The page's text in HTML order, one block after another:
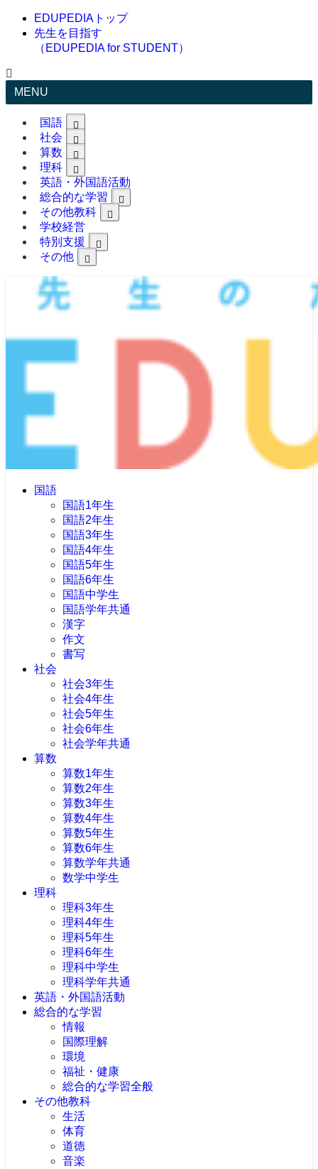
EDUPEDIAトップ
先生を目指す
（EDUPEDIA for STUDENT）
MENU
国語
社会
算数
理科
英語・外国語活動
総合的な学習
その他教科
学校経営
特別支援
その他
国語
国語1年生
国語2年生
国語3年生
国語4年生
国語5年生
国語6年生
国語中学生
国語学年共通
漢字
作文
書写
社会
社会3年生
社会4年生
社会5年生
社会6年生
社会学年共通
算数
算数1年生
算数2年生
算数3年生
算数4年生
算数5年生
算数6年生
算数学年共通
数学中学生
理科
理科3年生
理科4年生
理科5年生
理科6年生
理科中学生
理科学年共通
英語・外国語活動
総合的な学習
情報
国際理解
環境
福祉・健康
総合的な学習全般
その他教科
生活
体育
道徳
音楽